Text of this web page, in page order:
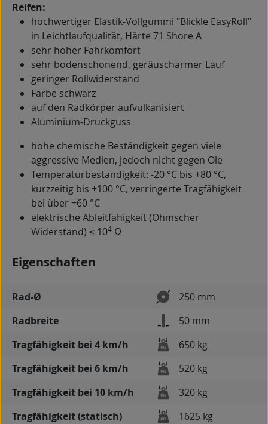
Reifen:
hochwertiger Elastik-Vollgummi "Blickle EasyRoll"
in Leichtlaufqualität, Härte 71 Shore A
sehr hoher Fahrkomfort
sehr bodenschonend, geräuscharmer Lauf
geringer Rollwiderstand
Farbe schwarz
auf den Radkörper aufvulkanisiert
Aluminium-Druckguss
hohe chemische Beständigkeit gegen viele
aggressive Medien, jedoch nicht gegen Öle
Temperaturbeständigkeit: -20 °C bis +80 °C,
kurzzeitig bis +100 °C, verringerte Tragfähigkeit
bei über +60 °C
elektrische Ableitfähigkeit (Ohmscher
Widerstand) ≤ 104 Ω
Eigenschaften
Rad-Ø
250 mm
Radbreite
50 mm
Tragfähigkeit bei 4 km/h
650 kg
Tragfähigkeit bei 6 km/h
520 kg
Tragfähigkeit bei 10 km/h
320 kg
Tragfähigkeit (statisch)
1625 kg